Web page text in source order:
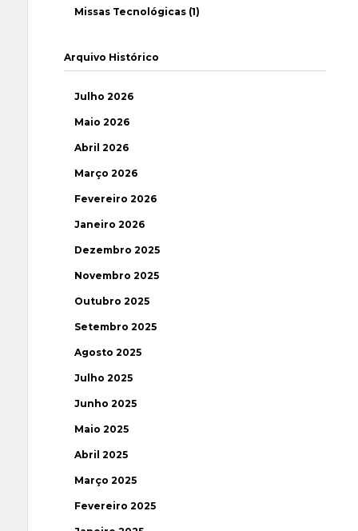
Missas Tecnológicas (1)
Arquivo Histórico
Julho 2026
Maio 2026
Abril 2026
Março 2026
Fevereiro 2026
Janeiro 2026
Dezembro 2025
Novembro 2025
Outubro 2025
Setembro 2025
Agosto 2025
Julho 2025
Junho 2025
Maio 2025
Abril 2025
Março 2025
Fevereiro 2025